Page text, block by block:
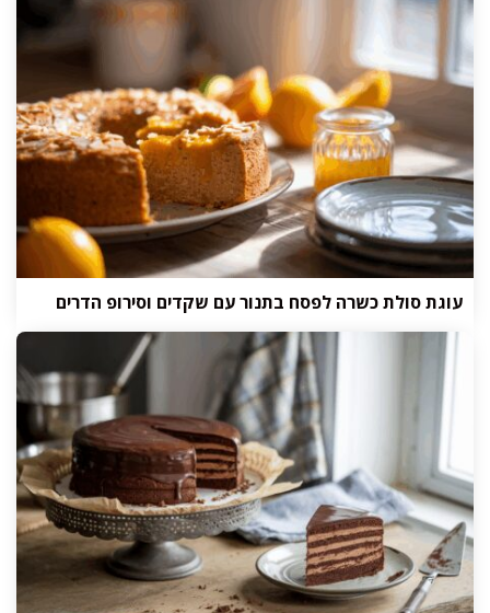
עוגת סולת כשרה לפסח בתנור עם שקדים וסירופ הדרים